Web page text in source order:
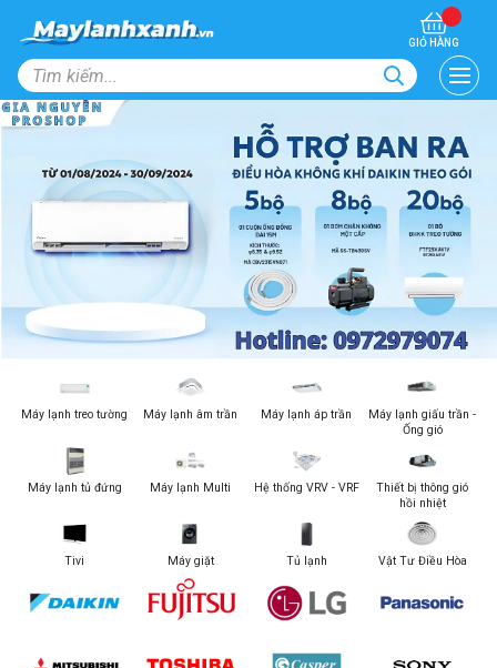
GIỎ HÀNG
Máy lạnh treo tường Máy lạnh âm trần Máy lạnh áp trần
Máy lạnh giấu trần -
Ống gió
Máy lạnh tủ đứng Máy lạnh Multi Hệ thống VRV - VRF
Thiết bị thông gió
hồi nhiệt
Tivi Máy giặt Tủ lạnh Vật Tư Điều Hòa